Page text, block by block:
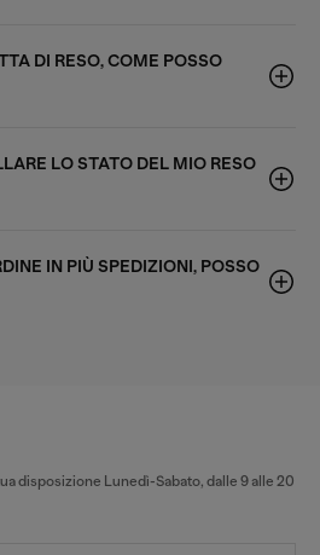
DI RESO, COME POSSO
LO STATO DEL MIO RESO
IN PIÙ SPEDIZIONI, POSSO
disposizione Lunedì-Sabato, dalle 9 alle 20